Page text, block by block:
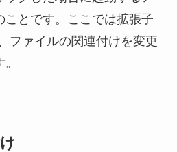
ことです。ここでは拡張子
ファイルの関連付けを変更